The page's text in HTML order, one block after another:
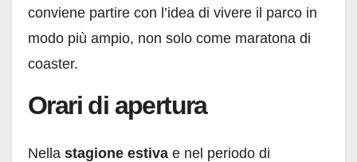
conviene partire con l’idea di vivere il parco in
modo più ampio, non solo come maratona di
coaster.
Orari di apertura
Nella stagione estiva e nel periodo di